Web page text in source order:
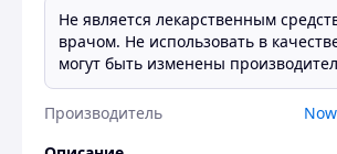
Не является лекарственным
врачом. Не использовать в
могут быть изменены
Производитель